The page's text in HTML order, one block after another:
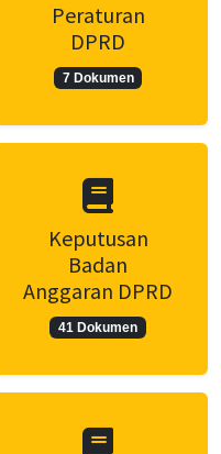
Peraturan
DPRD
7 Dokumen
Keputusan
Badan
Anggaran DPRD
41 Dokumen